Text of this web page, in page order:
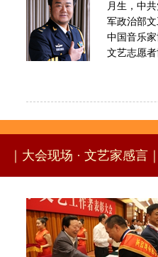
月生，中
军政治部文
中国音乐
文艺志愿者
｜大会现场 · 文艺家感言｜